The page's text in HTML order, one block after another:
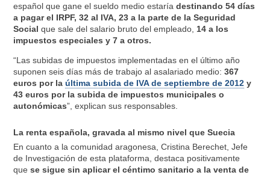
español que gane el sueldo medio estaría destinando 54 días
a pagar el IRPF, 32 al IVA, 23 a la parte de la Seguridad
Social que sale del salario bruto del empleado, 14 a los
impuestos especiales y 7 a otros.
“Las subidas de impuestos implementadas en el último año
suponen seis días más de trabajo al asalariado medio: 367
euros por la última subida de IVA de septiembre de 2012 y
43 euros por la subida de impuestos municipales o
autonómicas”, explican sus responsables.
La renta española, gravada al mismo nivel que Suecia
En cuanto a la comunidad aragonesa, Cristina Berechet, Jefe
de Investigación de esta plataforma, destaca positivamente
que se sigue sin aplicar el céntimo sanitario a la venta de